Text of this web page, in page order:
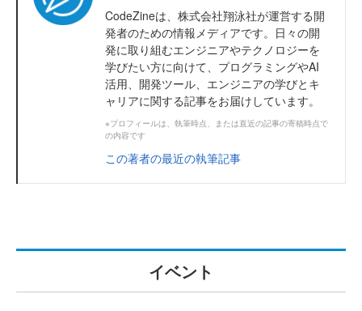
CodeZineは、株式会社翔泳社が運営する開
発者のための情報メディアです。日々の開
発に取り組むエンジニアやテクノロジーを
学びたい方に向けて、プログラミングやAI
活用、開発ツール、エンジニアの学びとキ
ャリアに関する記事をお届けしています。
※プロフィールは、執筆時点、または直近の記事の寄稿時点で
の内容です
この著者の最近の執筆記事
イベント